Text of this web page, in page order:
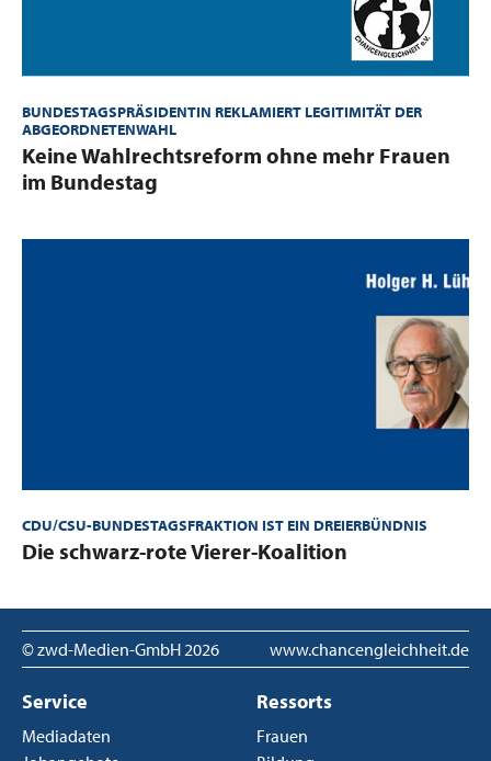
BUNDESTAGSPRÄSIDENTIN REKLAMIERT LEGITIMITÄT DER
ABGEORDNETENWAHL
:Keine Wahlrechtsreform ohne mehr Frauen
im Bundestag
CDU/CSU-BUNDESTAGSFRAKTION IST EIN DREIERBÜNDNIS
:Die schwarz-rote Vierer-Koalition
© zwd-Medien-GmbH2026 www.chancengleichheit.de
Service
Mediadaten
Ressorts
Frauen